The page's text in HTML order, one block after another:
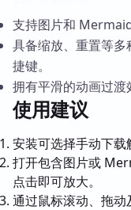
支持图片和 Mermaid
具备缩放、重置等
捷键。
拥有平滑的动画过渡
使用建议
安装可选择手动下载
打开包含图片或
点击即可放大。
通过鼠标滚动、拖